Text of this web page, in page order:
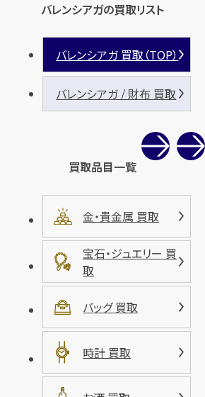
バレンシアガの買取リスト
バレンシアガ 買取（TOP）
バレンシアガ / 財布 買取
買取品目一覧
金・貴金属 買取
宝石・ジュエリー 買
取
バッグ 買取
時計 買取